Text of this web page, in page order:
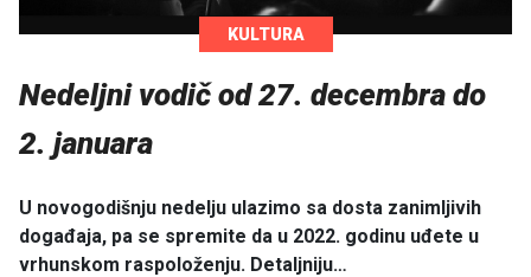
KULTURA
Nedeljni vodič od 27. decembra do
2. januara
U novogodišnju nedelju ulazimo sa dosta zanimljivih
događaja, pa se spremite da u 2022. godinu uđete u
vrhunskom raspoloženju. Detaljniju…